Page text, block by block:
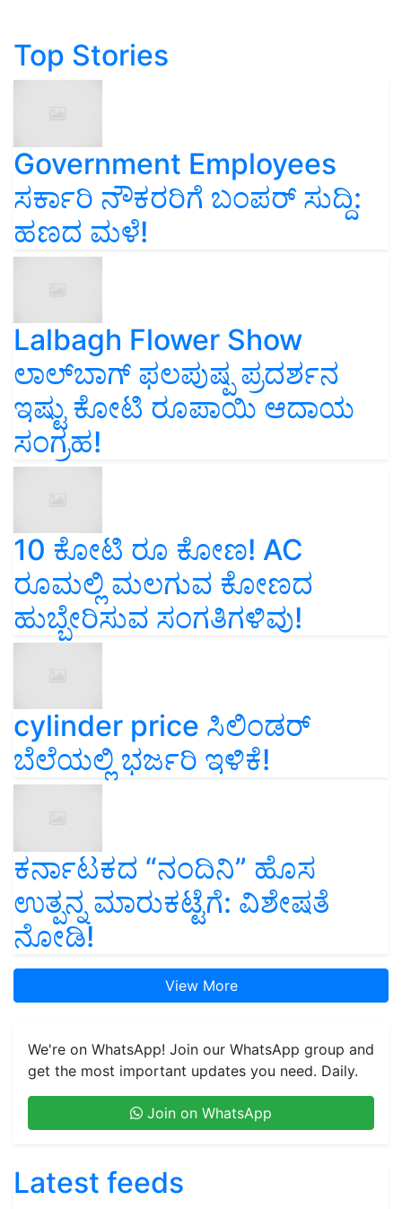
Top Stories
Government Employees
ಸರ್ಕಾರಿ ನೌಕರರಿಗೆ ಬಂಪರ್‌ ಸುದ್ದಿ:
ಹಣದ ಮಳೆ!
Lalbagh Flower Show
ಲಾಲ್‌ಬಾಗ್ ಫಲಪುಷ್ಪ ಪ್ರದರ್ಶನ
ಇಷ್ಟು ಕೋಟಿ ರೂಪಾಯಿ ಆದಾಯ
ಸಂಗ್ರಹ!
10 ಕೋಟಿ ರೂ ಕೋಣ! AC
ರೂಮಲ್ಲಿ ಮಲಗುವ ಕೋಣದ
ಹುಬ್ಬೇರಿಸುವ ಸಂಗತಿಗಳಿವು!
cylinder price ಸಿಲಿಂಡರ್‌
ಬೆಲೆಯಲ್ಲಿ ಭರ್ಜರಿ ಇಳಿಕೆ!
ಕರ್ನಾಟಕದ “ನಂದಿನಿ” ಹೊಸ
ಉತ್ಪನ್ನ ಮಾರುಕಟ್ಟೆಗೆ: ವಿಶೇಷತೆ
ನೋಡಿ!
View More
We're on WhatsApp! Join our WhatsApp group and
get the most important updates you need. Daily.
Join on WhatsApp
Latest feeds